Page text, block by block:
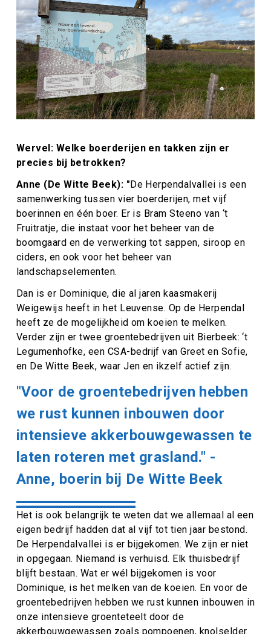
Wervel: Welke boerderijen en takken zijn er
precies bij betrokken?
Anne (De Witte Beek): "De Herpendalvallei is een
samenwerking tussen vier boerderijen, met vijf
boerinnen en één boer. Er is Bram Steeno van ‘t
Fruitratje, die instaat voor het beheer van de
boomgaard en de verwerking tot sappen, siroop en
ciders, en ook voor het beheer van
landschapselementen.
Dan is er Dominique, die al jaren kaasmakerij
Weigewijs heeft in het Leuvense. Op de Herpendal
heeft ze de mogelijkheid om koeien te melken.
Verder zijn er twee groentebedrijven uit Bierbeek: ‘t
Legumenhofke, een CSA-bedrijf van Greet en Sofie,
en De Witte Beek, waar Jen en ikzelf actief zijn.
"Voor de groentebedrijven hebben
we rust kunnen inbouwen door
intensieve akkerbouwgewassen te
laten roteren met grasland." -
Anne, boerin bij De Witte Beek
Het is ook belangrijk te weten dat we allemaal al een
eigen bedrijf hadden dat al vijf tot tien jaar bestond.
De Herpendalvallei is er bijgekomen. We zijn er niet
in opgegaan. Niemand is verhuisd. Elk thuisbedrijf
blijft bestaan. Wat er wél bijgekomen is voor
Dominique, is het melken van de koeien. En voor de
groentebedrijven hebben we rust kunnen inbouwen in
onze intensieve groenteteelt door de
akkerbouwgewassen zoals pompoenen, knolselder